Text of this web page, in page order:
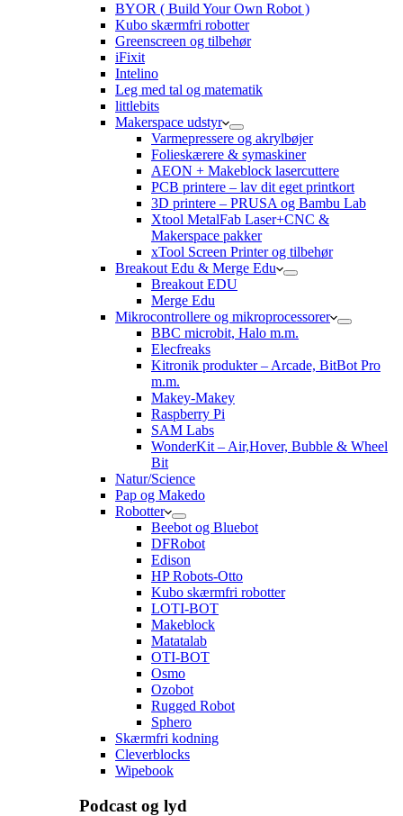
BYOR ( Build Your Own Robot )
Kubo skærmfri robotter
Greenscreen og tilbehør
iFixit
Intelino
Leg med tal og matematik
littlebits
Makerspace udstyr
Varmepressere og akrylbøjer
Folieskærere & symaskiner
AEON + Makeblock lasercuttere
PCB printere – lav dit eget printkort
3D printere – PRUSA og Bambu Lab
Xtool MetalFab Laser+CNC &
Makerspace pakker
xTool Screen Printer og tilbehør
Breakout Edu & Merge Edu
Breakout EDU
Merge Edu
Mikrocontrollere og mikroprocessorer
BBC microbit, Halo m.m.
Elecfreaks
Kitronik produkter – Arcade, BitBot Pro
m.m.
Makey-Makey
Raspberry Pi
SAM Labs
WonderKit – Air,Hover, Bubble & Wheel
Bit
Natur/Science
Pap og Makedo
Robotter
Beebot og Bluebot
DFRobot
Edison
HP Robots-Otto
Kubo skærmfri robotter
LOTI-BOT
Makeblock
Matatalab
OTI-BOT
Osmo
Ozobot
Rugged Robot
Sphero
Skærmfri kodning
Cleverblocks
Wipebook
Podcast og lyd